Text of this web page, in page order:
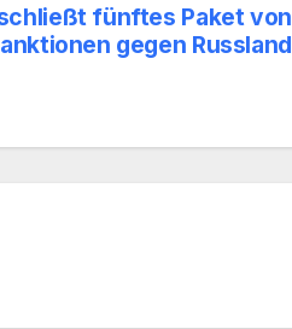
fünftes Paket von
gegen Russland